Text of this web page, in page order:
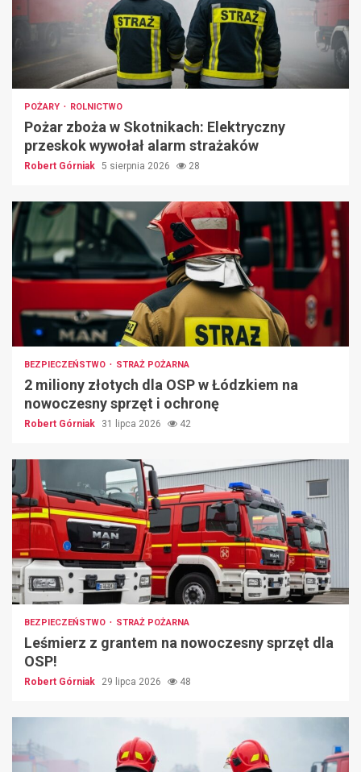
POŻARY ROLNICTWO
Pożar zboża w Skotnikach: Elektryczny
przeskok wywołał alarm strażaków
Robert Górniak 5 sierpnia 2026 28
BEZPIECZEŃSTWO STRAŻ POŻARNA
2 miliony złotych dla OSP w Łódzkiem na
nowoczesny sprzęt i ochronę
Robert Górniak 31 lipca 2026 42
BEZPIECZEŃSTWO STRAŻ POŻARNA
Leśmierz z grantem na nowoczesny sprzęt dla
OSP!
Robert Górniak 29 lipca 2026 48